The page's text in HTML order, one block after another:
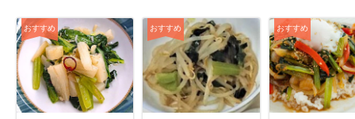
おすすめ おすすめ おすすめ